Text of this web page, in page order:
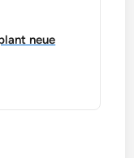
neue